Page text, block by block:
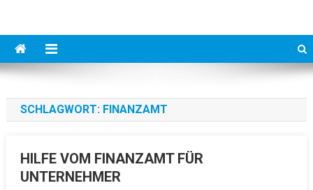
SCHLAGWORT: FINANZAMT
HILFE VOM FINANZAMT FÜR
UNTERNEHMER